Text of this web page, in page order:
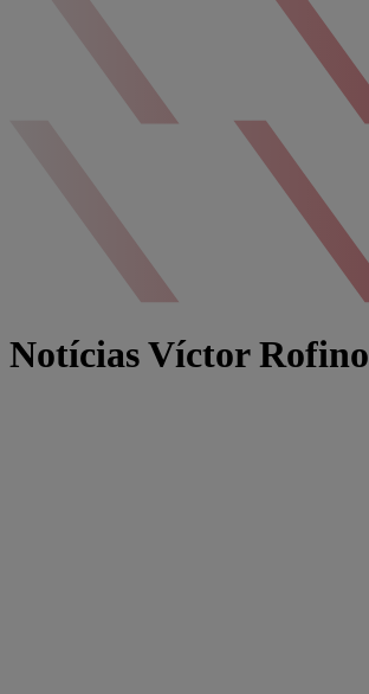
Notícias Víctor Rofino